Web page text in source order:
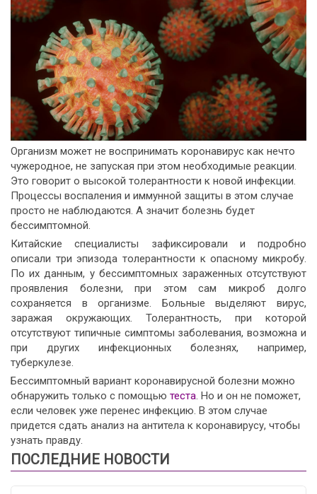
Организм может не воспринимать коронавирус как нечто
чужеродное, не запуская при этом необходимые реакции.
Это говорит о высокой толерантности к новой инфекции.
Процессы воспаления и иммунной защиты в этом случае
просто не наблюдаются. А значит болезнь будет
бессимптомной.
Китайские специалисты зафиксировали и подробно
описали три эпизода толерантности к опасному микробу.
По их данным, у бессимптомных зараженных отсутствуют
проявления болезни, при этом сам микроб долго
сохраняется в организме. Больные выделяют вирус,
заражая окружающих. Толерантность, при которой
отсутствуют типичные симптомы заболевания, возможна и
при других инфекционных болезнях, например,
туберкулезе.
Бессимптомный вариант коронавирусной болезни можно
обнаружить только с помощью теста. Но и он не поможет,
если человек уже перенес инфекцию. В этом случае
придется сдать анализ на антитела к коронавирусу, чтобы
узнать правду.
ПОСЛЕДНИЕ НОВОСТИ